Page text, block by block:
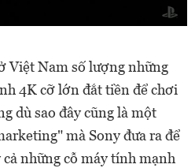
Việt Nam số lượng những
4K cỡ lớn đắt tiền để chơi
dù sao đây cũng là một
mà Sony đưa ra để
cả những cỗ máy tính mạnh